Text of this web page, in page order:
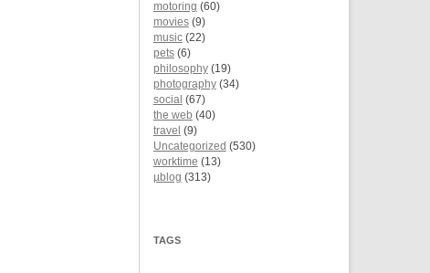
motoring (60)
movies(9)
music(22)
pets(6)
philosophy(19)
photography(34)
social (67)
the web (40)
travel (9)
Uncategorized (530)
worktime (13)
µblog (313)
TAGS